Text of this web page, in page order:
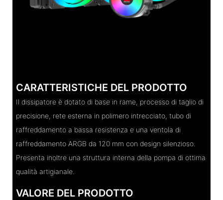
CARATTERISTICHE DEL PRODOTTO
Il dissipatore è dotato di base in rame, processo di taglio di
precisione, rete esterna in polimero intrecciato, tubo di
raffreddamento a bassa resistenza e una ventola di
raffreddamento ARGB da 120 mm con design silenzioso.
Presenta inoltre una struttura interna della pompa di ottima
qualità artigianale.
VALORE DEL PRODOTTO